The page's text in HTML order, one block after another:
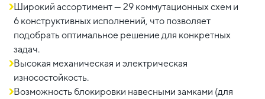
Широкий ассортимент — 29 коммутационных схем и
6 конструктивных исполнений, что позволяет
подобрать оптимальное решение для конкретных
задач.
Высокая механическая и электрическая
износостойкость.
Возможность блокировки навесными замками (для